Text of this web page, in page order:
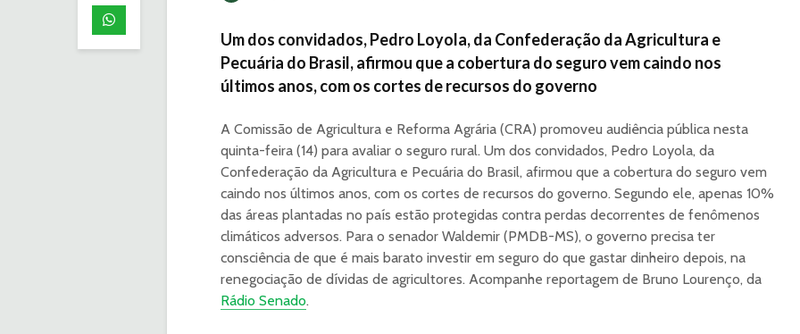
Um dos convidados, Pedro Loyola, da Confederação da Agricultura e
Pecuária do Brasil, afirmou que a cobertura do seguro vem caindo nos
últimos anos, com os cortes de recursos do governo
A Comissão de Agricultura e Reforma Agrária (CRA) promoveu audiência pública nesta
quinta-feira (14) para avaliar o seguro rural. Um dos convidados, Pedro Loyola, da
Confederação da Agricultura e Pecuária do Brasil, afirmou que a cobertura do seguro vem
caindo nos últimos anos, com os cortes de recursos do governo. Segundo ele, apenas 10%
das áreas plantadas no país estão protegidas contra perdas decorrentes de fenômenos
climáticos adversos. Para o senador Waldemir (PMDB-MS), o governo precisa ter
consciência de que é mais barato investir em seguro do que gastar dinheiro depois, na
renegociação de dívidas de agricultores. Acompanhe reportagem de Bruno Lourenço, da
Rádio Senado.